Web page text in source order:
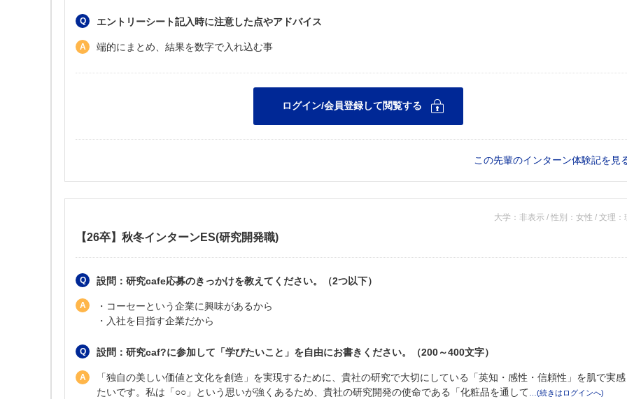
エントリーシート記入時に注意した点やアドバイス
端的にまとめ、結果を数字で入れ込む事
この先輩のインターン体験記を見
大学：非表示 / 性別：女性 / 文理：
【26卒】秋冬インターンES(研究開発職)
設問：研究cafe応募のきっかけを教えてください。（2つ以下）
・コーセーという企業に興味があるから
・入社を目指す企業だから
設問：研究caf?に参加して「学びたいこと」を自由にお書きください。（200～400文字）
「独自の美しい価値と文化を創造」を実現するために、貴社の研究で大切にしている「英知・感性・信頼性」を肌で実感
たいです。私は「○○」という思いが強くあるため、貴社の研究開発の使命である「化粧品を通して